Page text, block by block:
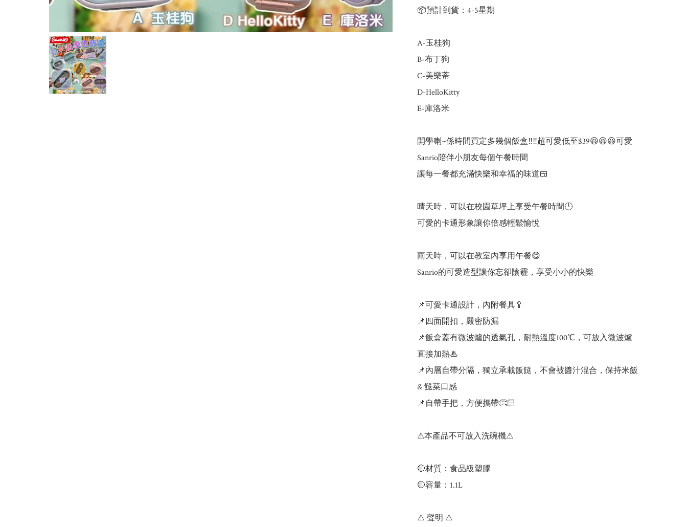
📦預計到貨：4-5星期
A-玉桂狗
B-布丁狗
C-美樂蒂
D-HelloKitty
E-庫洛米
開學喇~係時間買定多幾個飯盒‼️‼️超可愛低至$39😆😆😆可愛
Sanrio陪伴小朋友每個午餐時間
讓每一餐都充滿快樂和幸福的味道🍱
晴天時，可以在校園草坪上享受午餐時間🕛
可愛的卡通形象讓你倍感輕鬆愉悅
雨天時，可以在教室內享用午餐😋
Sanrio的可愛造型讓你忘卻陰霾，享受小小的快樂
📌可愛卡通設計，內附餐具🥄
📌四面開扣，嚴密防漏
📌飯盒蓋有微波爐的透氣孔，耐熱溫度100℃，可放入微波爐
直接加熱♨
📌內層自帶分隔，獨立承載飯餸，不會被醬汁混合，保持米飯
& 餸菜口感
📌自帶手把，方便攜帶👏🏻
⚠本產品不可放入洗碗機⚠
🔴材質：食品級塑膠
🔴容量：1.1L
⚠️ 聲明 ⚠️